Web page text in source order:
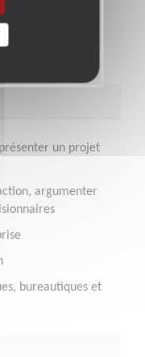
de
êtes assuré.
un projet
argumenter
bureautiques et